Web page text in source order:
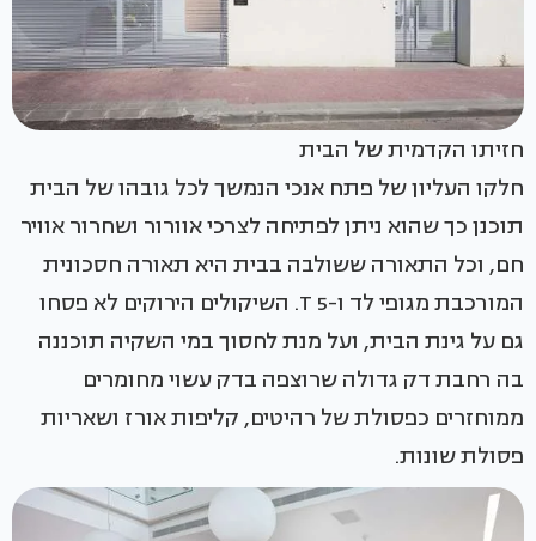
חזיתו הקדמית של הבית
חלקו העליון של פתח אנכי הנמשך לכל גובהו של הבית
תוכנן כך שהוא ניתן לפתיחה לצרכי אוורור ושחרור אוויר
חם, וכל התאורה ששולבה בבית היא תאורה חסכונית
המורכבת מגופי לד ו-T 5. השיקולים הירוקים לא פסחו
גם על גינת הבית, ועל מנת לחסוך במי השקיה תוכננה
בה רחבת דק גדולה שרוצפה בדק עשוי מחומרים
ממוחזרים כפסולת של רהיטים, קליפות אורז ושאריות
פסולת שונות.